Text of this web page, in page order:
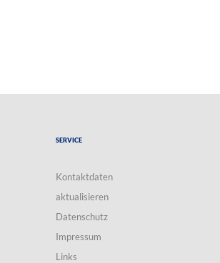
Service
Kontaktdaten
aktualisieren
Datenschutz
Impressum
Links